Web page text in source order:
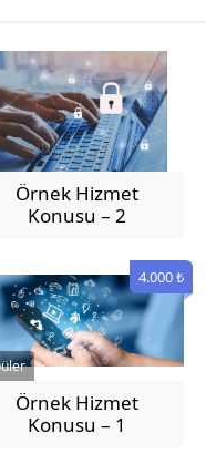
Örnek Hizmet
Konusu – 2
4.000 ₺
Örnek Hizmet
Konusu – 1